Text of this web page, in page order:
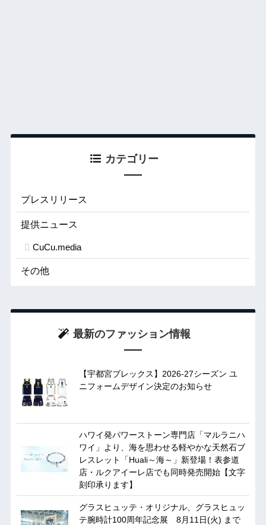
カテゴリー
プレスリリース
提供ニュース
CuCu.media
その他
最新のファッション情報
【宇都宮ブレックス】2026-27シーズン ユ
ニフォームデザイン決定のお知らせ
ハワイ発パワーストーン専門店「マルラニハ
ワイ」より、海を思わせる軽やかな天然石ブ
レスレット「Huali～海～」新登場！表参道
店・ルクアイーレ店でも同時発売開始【文字
刻印承ります】
グラスヒュッテ・オリジナル、グラスヒュッ
テ腕時計100周年記念展 8月11日(火) まで